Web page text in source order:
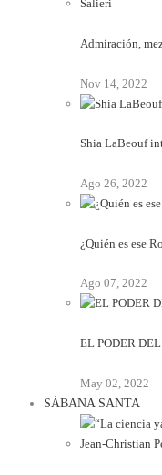
Admiración,
Nov 14, 2022
Shia LaBeouf
Ago 26, 2022
¿Quién es ese
Ago 07, 2022
EL PODER
May 02, 2022
SÁBANA SANTA